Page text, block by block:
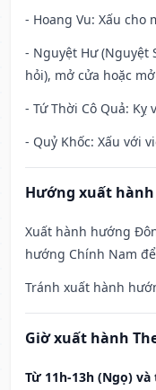
- Hoang Vu: Xấu cho
- Nguyệt Hư (Nguyệt
hỏi), mở cửa hoặc
- Tứ Thời Cô Quả: Kỵ
- Quỷ Khốc: Xấu với
Hướng xuất hành
Xuất hành hướng
hướng Chính Nam
Tránh xuất hành
Giờ xuất hành
Từ 11h-13h (Ngọ)